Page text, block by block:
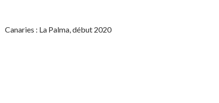
Canaries : La Palma, début 2020